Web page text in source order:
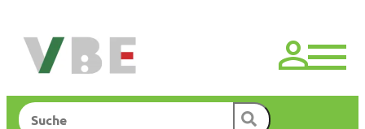
springen
Suchen